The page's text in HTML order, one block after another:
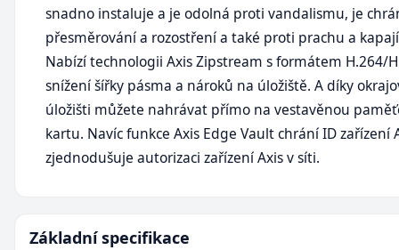
snadno instaluje a je odolná proti vandalismu, je
přesměrování a rozostření a také proti prachu a
Nabízí technologii Axis Zipstream s formátem H.264/
snížení šířky pásma a nároků na úložiště. A díky
úložišti můžete nahrávat přímo na vestavěnou
kartu. Navíc funkce Axis Edge Vault chrání ID zařízení
zjednodušuje autorizaci zařízení Axis v síti.
Základní specifikace